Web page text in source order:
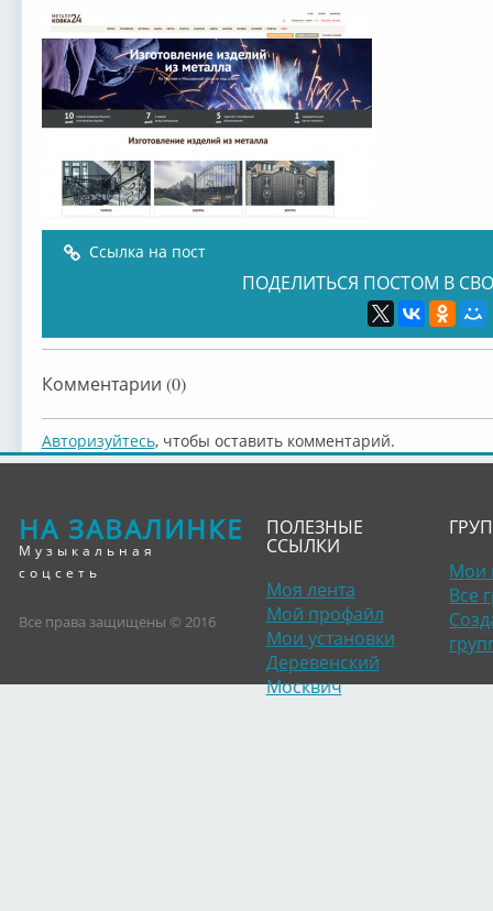
Ссылка на пост
ПОДЕЛИТЬСЯ ПОСТОМ В
Комментарии (0)
Авторизуйтесь, чтобы оставить комментарий.
НА ЗАВАЛИНКЕ
Музыкальная
соцсеть
Все права защищены © 2016
ПОЛЕЗНЫЕ
ССЫЛКИ
Моя лента
Мой профайл
Мои установки
Деревенский
Москвич
Мои
Все